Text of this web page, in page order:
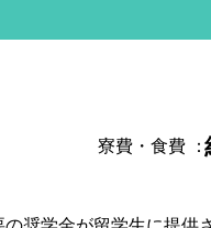
寮費・食費 ：